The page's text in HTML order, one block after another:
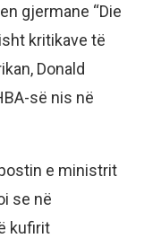
gjermane “Die
kritikave të
Donald
së nis në
e ministrit
se në
kufirit